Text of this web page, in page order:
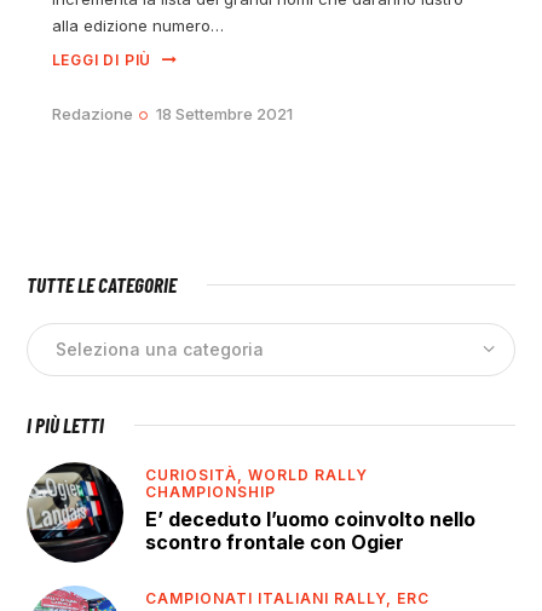
alla edizione numero…
LEGGI DI PIÙ
Redazione 18 Settembre 2021
TUTTE LE CATEGORIE
I PIÙ LETTI
CURIOSITÀ,WORLD RALLY
CHAMPIONSHIP
E’ deceduto l’uomo coinvolto nello
scontro frontale con Ogier
CAMPIONATI ITALIANI RALLY, ERC